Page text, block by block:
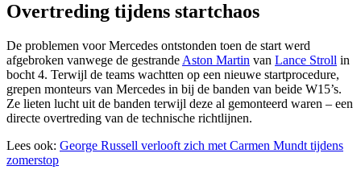
Overtreding tijdens startchaos
De problemen voor Mercedes ontstonden toen de start werd
afgebroken vanwege de gestrande Aston Martin van Lance Stroll in
bocht 4. Terwijl de teams wachtten op een nieuwe startprocedure,
grepen monteurs van Mercedes in bij de banden van beide W15’s.
Ze lieten lucht uit de banden terwijl deze al gemonteerd waren – een
directe overtreding van de technische richtlijnen.
Lees ook: George Russell verlooft zich met Carmen Mundt tijdens
zomerstop